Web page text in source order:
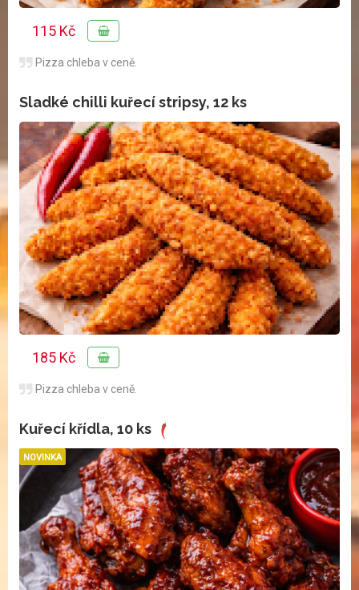
115 Kč
Pizza chleba v ceně.
Sladké chilli kuřecí stripsy, 12 ks
185 Kč
Pizza chleba v ceně.
Kuřecí křídla, 10 ks
NOVINKA